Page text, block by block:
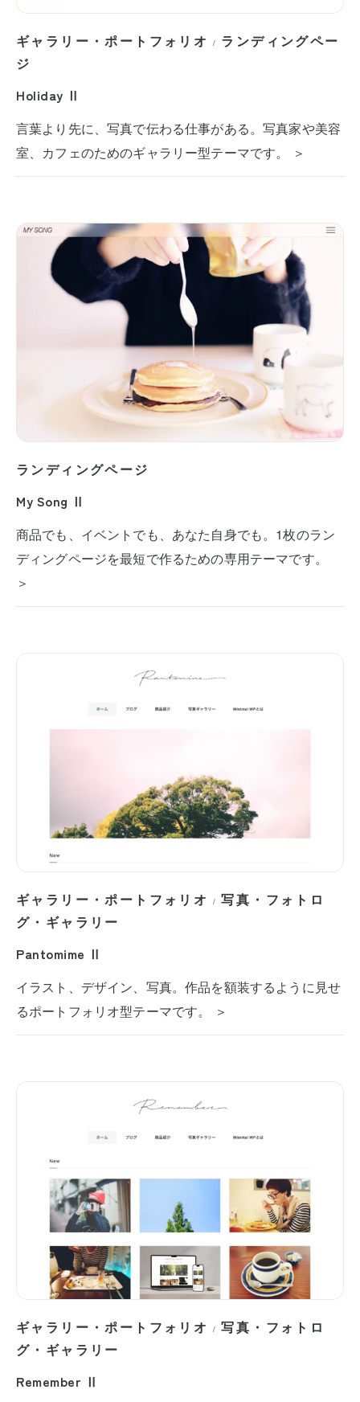
ギャラリー・ポートフォリオ / ランディングペー
ジ
Holiday Ⅱ
言葉より先に、写真で伝わる仕事がある。写真家や美容
室、カフェのためのギャラリー型テーマです。 ＞
ランディングページ
My Song Ⅱ
商品でも、イベントでも、あなた自身でも。1枚のラン
ディングページを最短で作るための専用テーマです。
＞
ギャラリー・ポートフォリオ /写真・フォトロ
グ・ギャラリー
Pantomime Ⅱ
イラスト、デザイン、写真。作品を額装するように見せ
るポートフォリオ型テーマです。 ＞
ギャラリー・ポートフォリオ /写真・フォトロ
グ・ギャラリー
Remember Ⅱ